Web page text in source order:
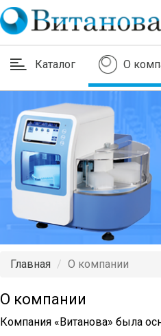
Каталог О
Главная О компании
О компании
Компания «Витанова» была